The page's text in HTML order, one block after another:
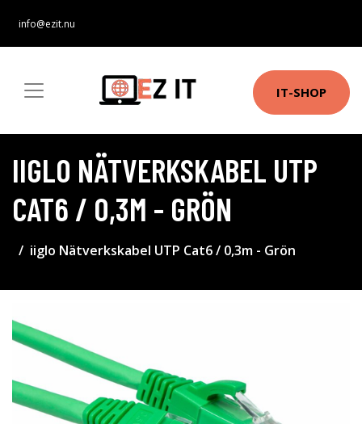
info@ezit.nu
IT-SHOP
IIGLO NÄTVERKSKABEL UTP
CAT6 / 0,3M - GRÖN
iiglo Nätverkskabel UTP Cat6 / 0,3m - Grön